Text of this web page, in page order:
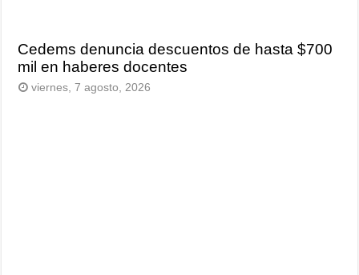
Cedems denuncia descuentos de hasta $700
mil en haberes docentes
viernes, 7 agosto, 2026